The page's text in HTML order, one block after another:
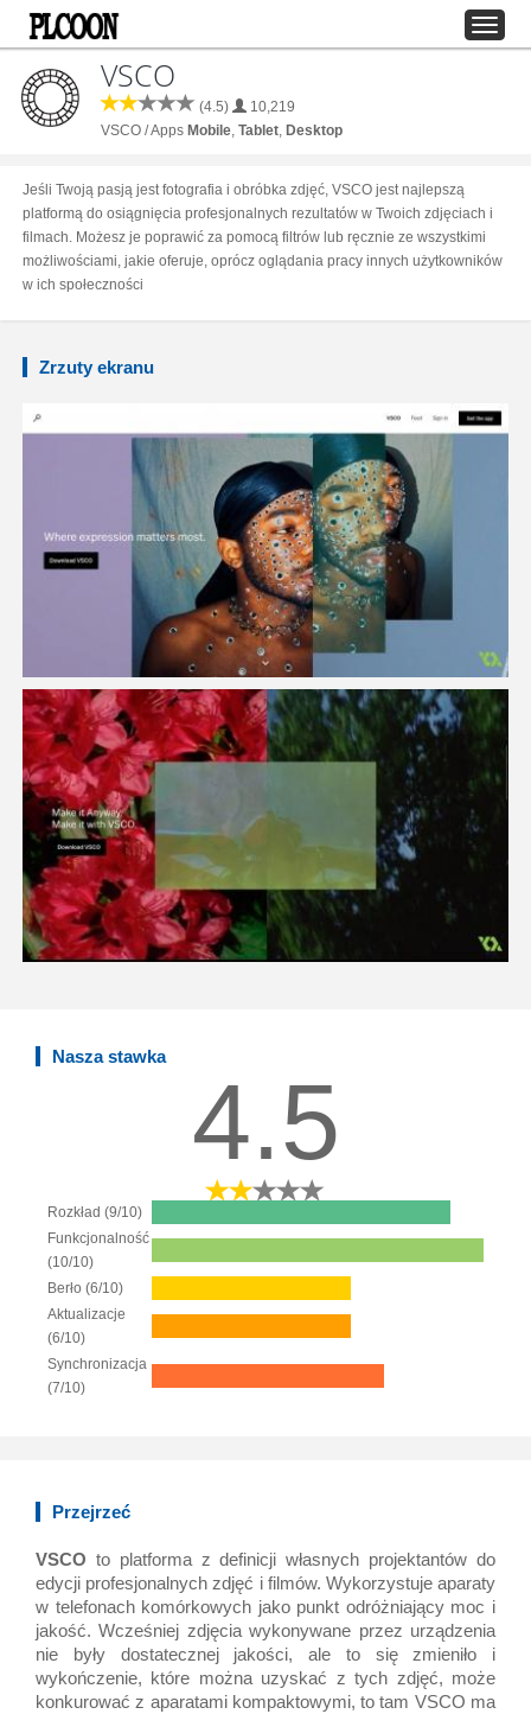
VSCO
(4.5)
10,219
VSCO / Apps Mobile, Tablet, Desktop
Jeśli Twoją pasją jest fotografia i obróbka zdjęć, VSCO jest najlepszą
platformą do osiągnięcia profesjonalnych rezultatów w Twoich zdjęciach i
filmach. Możesz je poprawić za pomocą filtrów lub ręcznie ze wszystkimi
możliwościami, jakie oferuje, oprócz oglądania pracy innych użytkowników
w ich społeczności
Zrzuty ekranu
Nasza stawka
4.5
Rozkład (9/10)
Funkcjonalność
(10/10)
Berło (6/10)
Aktualizacje
(6/10)
Synchronizacja
(7/10)
Przejrzeć
VSCO to platforma z definicji własnych projektantów do
edycji profesjonalnych zdjęć i filmów. Wykorzystuje aparaty
w telefonach komórkowych jako punkt odróżniający moc i
jakość. Wcześniej zdjęcia wykonywane przez urządzenia
nie były dostatecznej jakości, ale to się zmieniło i
wykończenie, które można uzyskać z tych zdjęć, może
konkurować z aparatami kompaktowymi, to tam VSCO ma